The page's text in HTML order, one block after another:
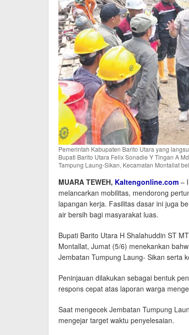
Pemerintah Kabupaten Barito Utara yang
Bupati Barito Utara Felix Sonadie Y Tingan A
Tampung Laung-Sikan, Kecamatan Montallat
MUARA TEWEH, Kaltengonline.com –
melancarkan mobilitas, mendorong
lapangan kerja. Fasilitas dasar ini juga
air bersih bagi masyarakat luas.
Bupati Barito Utara H Shalahuddin ST
Montallat, Jumat (5/6) menekankan
Jembatan Tumpung Laung- Sikan serta
Peninjauan dilakukan sebagai bentuk
respons cepat atas laporan warga
Saat mengecek Jembatan Tumpung
mengejar target waktu penyelesaian.